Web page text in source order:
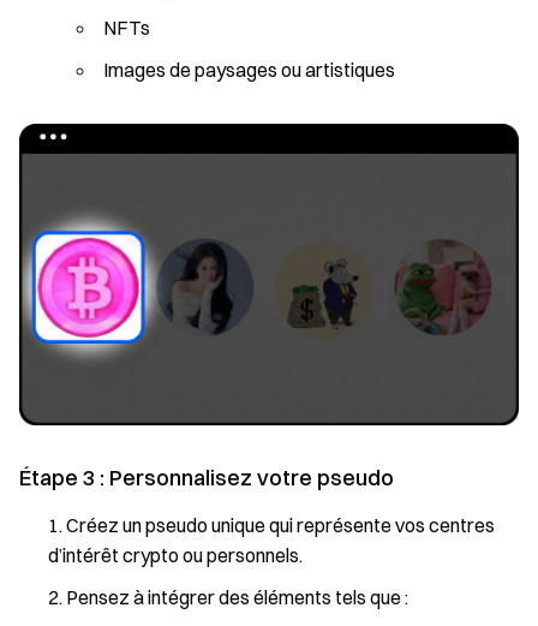
NFTs
Images de paysages ou artistiques
Étape 3 : Personnalisez votre pseudo
Créez un pseudo unique qui représente vos centres
d’intérêt crypto ou personnels.
Pensez à intégrer des éléments tels que :